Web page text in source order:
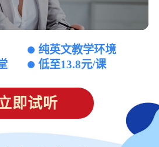
纯英文教学环境
低至13.8元/课
即试听